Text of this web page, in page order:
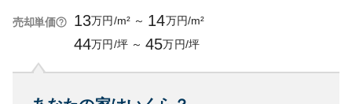
売却単価 13万円/m² ～ 14万円/m²
44万円/坪 ～ 45万円/坪